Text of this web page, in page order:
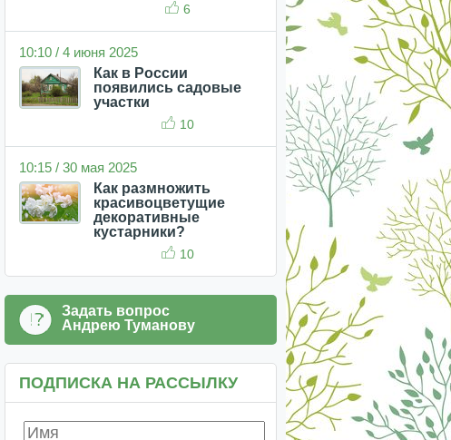
6
10:10 / 4 июня 2025
Как в России
появились садовые
участки
10
10:15 / 30 мая 2025
Как размножить
красивоцветущие
декоративные
кустарники?
10
Задать вопрос
Андрею Туманову
ПОДПИСКА НА РАССЫЛКУ